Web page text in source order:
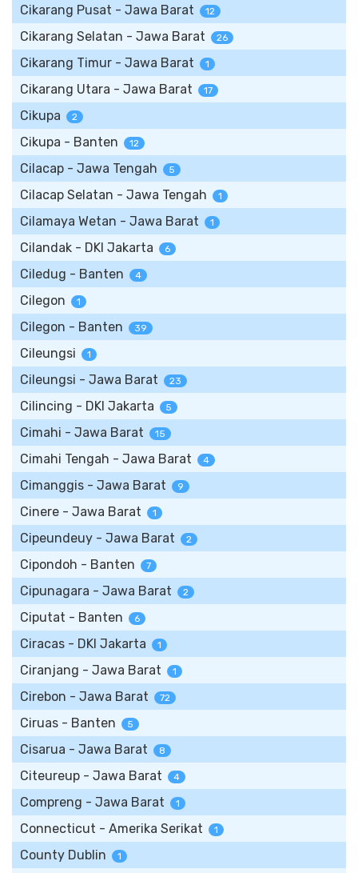
Cikarang Pusat - Jawa Barat 12
Cikarang Selatan - Jawa Barat 26
Cikarang Timur - Jawa Barat 1
Cikarang Utara - Jawa Barat 17
Cikupa 2
Cikupa - Banten 12
Cilacap - Jawa Tengah 5
Cilacap Selatan - Jawa Tengah 1
Cilamaya Wetan - Jawa Barat 1
Cilandak - DKI Jakarta 6
Ciledug - Banten 4
Cilegon 1
Cilegon - Banten 39
Cileungsi 1
Cileungsi - Jawa Barat 23
Cilincing - DKI Jakarta 5
Cimahi - Jawa Barat 15
Cimahi Tengah - Jawa Barat 4
Cimanggis - Jawa Barat 9
Cinere - Jawa Barat 1
Cipeundeuy - Jawa Barat 2
Cipondoh - Banten 7
Cipunagara - Jawa Barat 2
Ciputat - Banten 6
Ciracas - DKI Jakarta 1
Ciranjang - Jawa Barat 1
Cirebon - Jawa Barat 72
Ciruas - Banten 5
Cisarua - Jawa Barat 8
Citeureup - Jawa Barat 4
Compreng - Jawa Barat 1
Connecticut - Amerika Serikat 1
County Dublin 1